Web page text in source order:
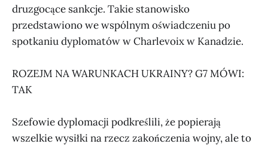
druzgocące sankcje. Takie stanowisko
przedstawiono we wspólnym oświadczeniu po
spotkaniu dyplomatów w Charlevoix w Kanadzie.
ROZEJM NA WARUNKACH UKRAINY? G7 MÓWI:
TAK
Szefowie dyplomacji podkreślili, że popierają
wszelkie wysiłki na rzecz zakończenia wojny, ale to